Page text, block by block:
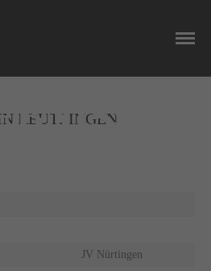
REUTLINGEN
JV Nürtingen